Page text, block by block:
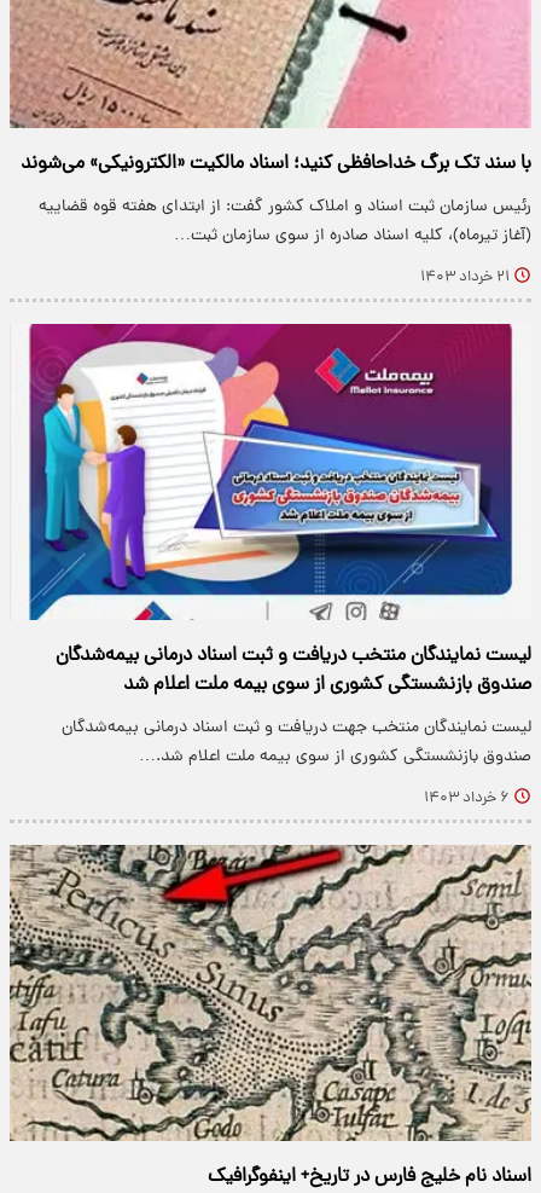
با سند تک برگ خداحافظی کنید؛ اسناد مالکیت «الکترونیکی» می‌شوند
رئیس سازمان ثبت اسناد و املاک کشور گفت: از ابتدای هفته قوه قضاییه
(آغاز تیرماه)، کلیه اسناد صادره از سوی سازمان ثبت…
۲۱ خرداد ۱۴۰۳
لیست نمایندگان منتخب دریافت و ثبت اسناد درمانی بیمه‌شدگان
صندوق بازنشستگی کشوری از سوی بیمه ملت اعلام شد
لیست نمایندگان منتخب جهت دریافت و ثبت اسناد درمانی بیمه‌شدگان
صندوق بازنشستگی کشوری از سوی بیمه ملت اعلام شد‌.…
۶ خرداد ۱۴۰۳
اسناد نام خلیج فارس در تاریخ+ اینفوگرافیک